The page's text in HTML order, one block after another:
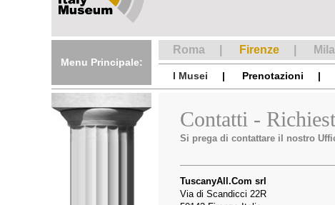
Menu Principale:
Roma Firenze
I Musei Prenotazioni
Contatti -
Si prega di contattare il nostro
TuscanyAll.Com srl
Via di Scandicci 22R